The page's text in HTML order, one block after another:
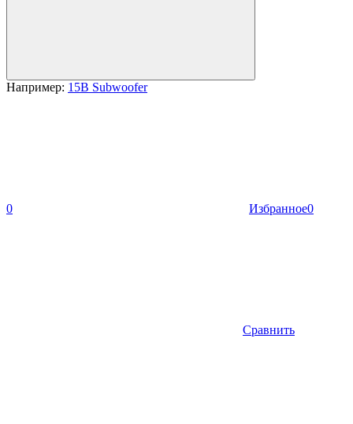
Например: 15B Subwoofer
0 Избранное0
Сравнить